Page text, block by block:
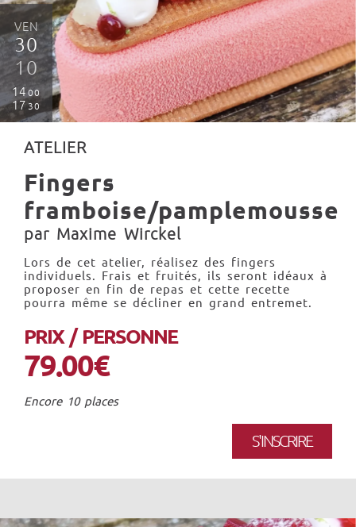
VEN
30
10
14 00
1730
ATELIER
Fingers
framboise/pamplemousse
par Maxime Wirckel
Lors de cet atelier, réalisez des fingers
individuels. Frais et fruités, ils seront idéaux à
proposer en fin de repas et cette recette
pourra même se décliner en grand entremet.
PRIX / PERSONNE
79.00€
Encore 10 places
S'INSCRIRE